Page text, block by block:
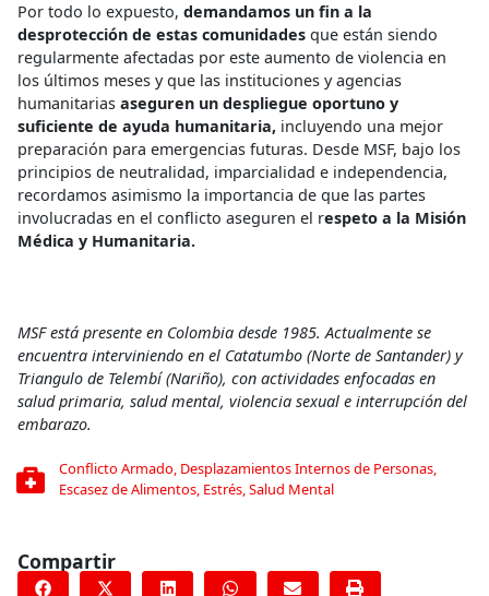
Por todo lo expuesto, demandamos un fin a la
desprotección de estas comunidades que están siendo
regularmente afectadas por este aumento de violencia en
los últimos meses y que las instituciones y agencias
humanitarias aseguren un despliegue oportuno y
suficiente de ayuda humanitaria, incluyendo una mejor
preparación para emergencias futuras. Desde MSF, bajo los
principios de neutralidad, imparcialidad e independencia,
recordamos asimismo la importancia de que las partes
involucradas en el conflicto aseguren el respeto a la Misión
Médica y Humanitaria.
MSF está presente en Colombia desde 1985. Actualmente se
encuentra interviniendo en el Catatumbo (Norte de Santander) y
Triangulo de Telembí (Nariño), con actividades enfocadas en
salud primaria, salud mental, violencia sexual e interrupción del
embarazo.
Conflicto Armado, Desplazamientos Internos de Personas,
Escasez de Alimentos, Estrés,Salud Mental
Compartir